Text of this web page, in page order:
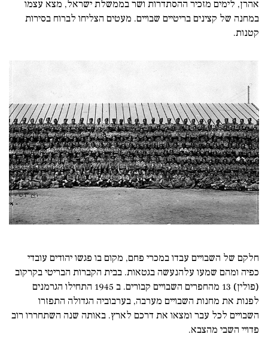
אהרן, לימים מזכיר ההסתדרות ושר בממשלת ישראל, מצא עצמו
במחנה של קצינים בריטיים שבויים. מעטים הצליחו לברוח בסירות
קטנות.
חלקם של השבויים עבדו במכרי פחם, מקום בו פגשו יהודים עובדי
כפיה ומהם שמעו עלהנעשה בגטאות. בבית הקברות הבריטי בקרקוב
(פולין) 13 מהחפרים השבויים קבורים. ב 1945 התחילו הגרמנים
לפנות את מחנות השבויים מערבה, בערבוביה הגדולה התפזרו
השבויים לכל עבר ומצאו את דרכם לארץ. באותה שנה השתחררו רוב
פדויי השבי מהצבא.